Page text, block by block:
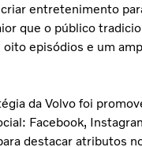
entretenimento
que o público
episódios e um
da Volvo foi
Facebook,
destacar atributos